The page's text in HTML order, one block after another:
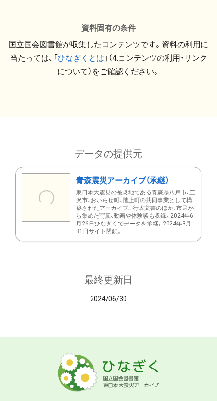
資料固有の条件
国立国会図書館が収集したコンテンツです。資料の利用に
当たっては、「ひなぎくとは 」（4.コンテンツの利用・リンク
について）をご確認ください。
データの提供元
青森震災アーカイブ（承継）
東日本大震災の被災地である青森県八戸市、三
沢市、おいらせ町、階上町の共同事業として構
築されたアーカイブ。行政文書のほか、市民か
ら集めた写真、動画や体験談も収録。2024年6
月26日ひなぎくでデータを承継。2024年3月
31日サイト閉鎖。
最終更新日
2024/06/30